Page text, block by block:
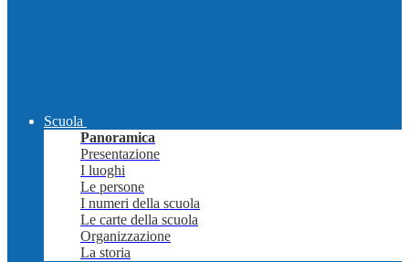
Scuola
Panoramica
Presentazione
I luoghi
Le persone
I numeri della scuola
Le carte della scuola
Organizzazione
La storia